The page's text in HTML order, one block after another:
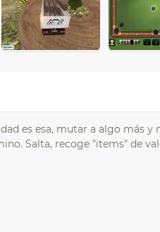
es esa, mutar a algo más y
Salta, recoge "items" de